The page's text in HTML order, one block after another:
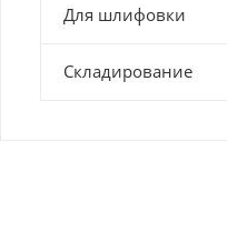
Для шлифовки
Складирование